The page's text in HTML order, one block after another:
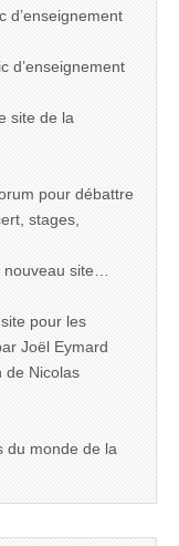
d’enseignement
d’enseignement
site de la
pour débattre
stages,
nouveau site…
pour les
Joël Eymard
de Nicolas
du monde de la